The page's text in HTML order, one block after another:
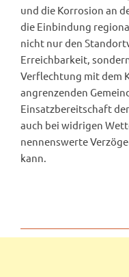
und die Korrosion an
die Einbindung
nicht nur den
Erreichbarkeit,
Verflechtung mit dem
angrenzenden
Einsatzbereitschaft
auch bei widrigen
nennenswerte
kann.